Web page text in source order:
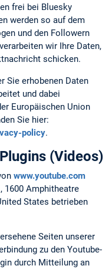
frei bei Bluesky
werden so auf dem
und den Followern
wir Ihre Daten,
schicken.
Sie erhobenen Daten
und dabei
Europäischen Union
Sie hier:
policy.
(Videos)
www.youtube.com
1600 Amphitheatre
States betrieben
Seiten unserer
zu den Youtube-
durch Mitteilung an